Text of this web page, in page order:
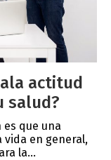
actitud
salud?
es que una
vida en general,
la...